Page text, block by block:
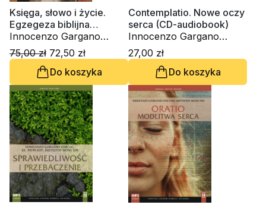
Księga, słowo i życie.
Egzegeza biblijna
Grzegorza Wielkiego
Innocenzo Gargano
OSBCam.
75,00 zł 72,50 zł
Do koszyka
Contemplatio. Nowe oczy
serca (CD-audiobook)
Innocenzo Gargano
OSBCam., ks. Krzysztof
Wons SDS
27,00 zł
Do koszyka